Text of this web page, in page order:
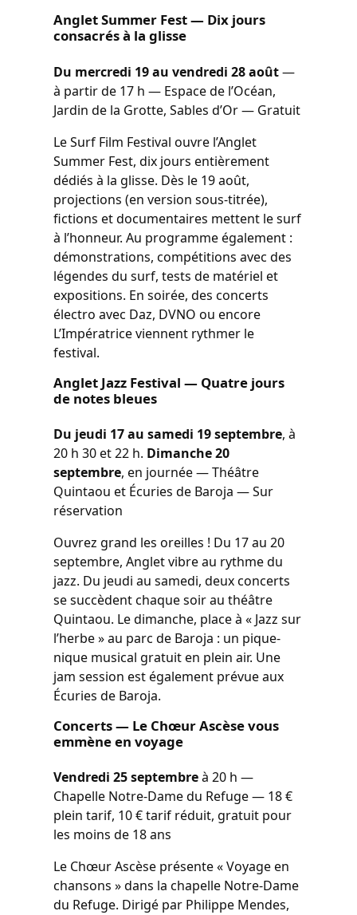
Anglet Summer Fest — Dix jours
consacrés à la glisse
Du mercredi 19 au vendredi 28 août—
à partir de 17 h — Espace de l’Océan,
Jardin de la Grotte, Sables d’Or — Gratuit
Le Surf Film Festival ouvre l’Anglet
Summer Fest, dix jours entièrement
dédiés à la glisse. Dès le 19 août,
projections (en version sous-titrée),
fictions et documentaires mettent le surf
à l’honneur. Au programme également :
démonstrations, compétitions avec des
légendes du surf, tests de matériel et
expositions. En soirée, des concerts
électro avec Daz, DVNO ou encore
L’Impératrice viennent rythmer le
festival.
Anglet Jazz Festival — Quatre jours
de notes bleues
Du jeudi 17 au samedi 19 septembre, à
20 h 30 et 22 h. Dimanche 20
septembre, en journée — Théâtre
Quintaou et Écuries de Baroja — Sur
réservation
Ouvrez grand les oreilles ! Du 17 au 20
septembre, Anglet vibre au rythme du
jazz. Du jeudi au samedi, deux concerts
se succèdent chaque soir au théâtre
Quintaou. Le dimanche, place à « Jazz sur
l’herbe » au parc de Baroja : un pique-
nique musical gratuit en plein air. Une
jam session est également prévue aux
Écuries de Baroja.
Concerts — Le Chœur Ascèse vous
emmène en voyage
Vendredi 25 septembreà 20 h —
Chapelle Notre-Dame du Refuge — 18 €
plein tarif, 10 € tarif réduit, gratuit pour
les moins de 18 ans
Le Chœur Ascèse présente « Voyage en
chansons » dans la chapelle Notre-Dame
du Refuge. Dirigé par Philippe Mendes,